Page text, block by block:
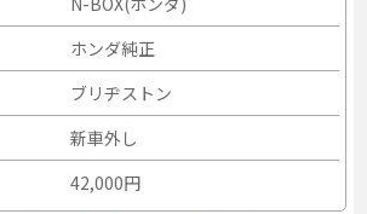
ホンダ純正
ブリヂストン
新車外し
42,000円